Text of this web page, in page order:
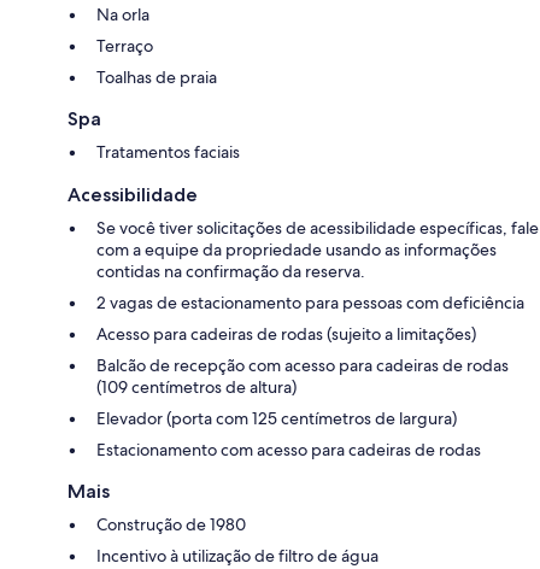
Na orla
Terraço
Toalhas de praia
Spa
Tratamentos faciais
Acessibilidade
Se você tiver solicitações de acessibilidade específicas, fale
com a equipe da propriedade usando as informações
contidas na confirmação da reserva.
2 vagas de estacionamento para pessoas com deficiência
Acesso para cadeiras de rodas (sujeito a limitações)
Balcão de recepção com acesso para cadeiras de rodas
(109 centímetros de altura)
Elevador (porta com 125 centímetros de largura)
Estacionamento com acesso para cadeiras de rodas
Mais
Construção de 1980
Incentivo à utilização de filtro de água